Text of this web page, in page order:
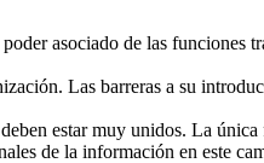
asociado de las funciones
Las barreras a su
estar muy unidos. La
de la información en este